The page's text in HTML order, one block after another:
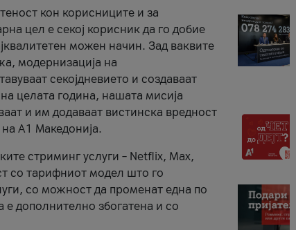
кон корисниците и за
цел е секој корисник да го добие
можен начин. Зад ваквите
модернизација на
секојдневието и создаваат
целата година, нашата мисија
и им додаваат вистинска вредност
А1 Македонија.
стриминг услуги – Netflix, Max,
со тарифниот модел што го
со можност да променат една по
е дополнително збогатена и со